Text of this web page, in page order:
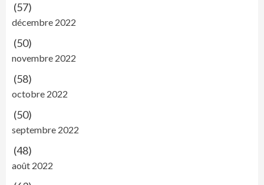
(57)
décembre 2022
(50)
novembre 2022
(58)
octobre 2022
(50)
septembre 2022
(48)
août 2022